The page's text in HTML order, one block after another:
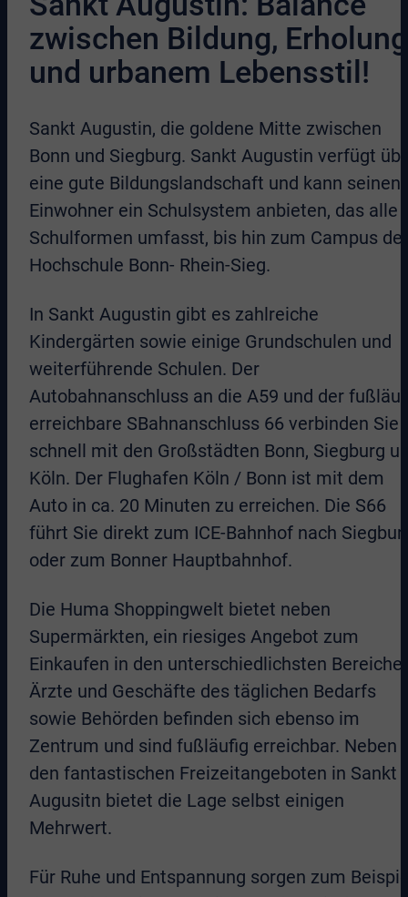
zwischen Bildung, Erholung
und urbanem Lebensstil!
Sankt Augustin, die goldene Mitte zwischen
Bonn und Siegburg. Sankt Augustin verfügt
eine gute Bildungslandschaft und kann seinen
Einwohner ein Schulsystem anbieten, das alle
Schulformen umfasst, bis hin zum Campus der
Hochschule Bonn- Rhein-Sieg.
In Sankt Augustin gibt es zahlreiche
Kindergärten sowie einige Grundschulen und
weiterführende Schulen. Der
Autobahnanschluss an die A59 und der
erreichbare SBahnanschluss 66 verbinden Sie
schnell mit den Großstädten Bonn, Siegburg
Köln. Der Flughafen Köln / Bonn ist mit dem
Auto in ca. 20 Minuten zu erreichen. Die S66
führt Sie direkt zum ICE-Bahnhof nach
oder zum Bonner Hauptbahnhof.
Die Huma Shoppingwelt bietet neben
Supermärkten, ein riesiges Angebot zum
Einkaufen in den unterschiedlichsten
Ärzte und Geschäfte des täglichen Bedarfs
sowie Behörden befinden sich ebenso im
Zentrum und sind fußläufig erreichbar. Neben
den fantastischen Freizeitangeboten in Sankt
Augusitn bietet die Lage selbst einigen
Mehrwert.
Für Ruhe und Entspannung sorgen zum